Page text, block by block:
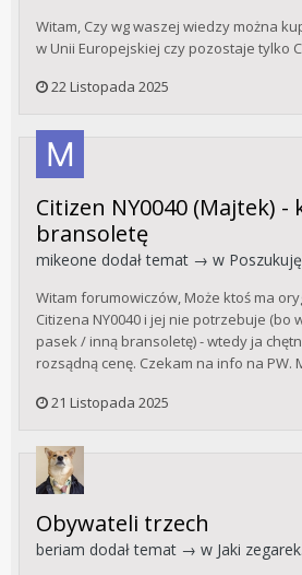
Witam, Czy wg waszej wiedzy można
w Unii Europejskiej czy pozostaje tylko
22 Listopada 2025
Citizen NY0040 (Majtek) -
bransoletę
mikeone dodał temat → w Poszukuję
Witam forumowiczów, Może ktoś ma
Citizena NY0040 i jej nie potrzebuje (bo
pasek / inną bransoletę) - wtedy ja
rozsądną cenę. Czekam na info na PW.
21 Listopada 2025
Obywateli trzech
beriam dodał temat → w Jaki